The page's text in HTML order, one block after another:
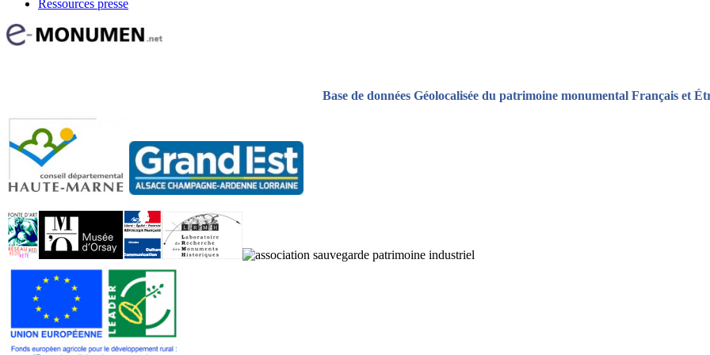
Ressources presse
Base de données Géolocalisée du patrimoine monumental Français et